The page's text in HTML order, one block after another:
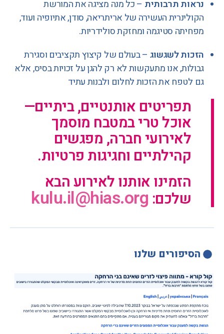
נראות תרבותית – כל מנה מציגה את המורשת
הקולינרית העשירה של אריתריאה, סודן, אתיופיה ועוד,
מפחיתה סטיגמה ומחזקת סולידריות.
הזכות לשגשוג – בעולם של קיצוץ תקציבים וסגירת
גבולות, אנו מתעקשות לא רק להגן על זכויות בסיס, אלא
גם לטפח את הזכות לחלום ולבנות עתיד
תפריטים אותנטיים, ביתיים—
אוכל טרי במטבח מוסמך
לאירועי חברה, מפגשים
קהילתיים וחגיגות פרטיות.
הזמינו אותנו לאירוע הבא
שלכם: kulu.il@hias.org
הסיפורים שלנו